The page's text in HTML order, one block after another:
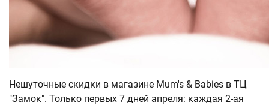
Нешуточные скидки в магазине Mum's & Babies в ТЦ
"Замок". Только первых 7 дней апреля: каждая 2-ая